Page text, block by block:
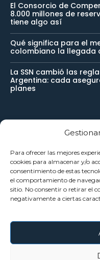
Para ofrecer las mejores
cookies para almacenar y/o
consentimiento de estas
el comportamiento de
sitio. No consentir o retirar el
negativamente a ciertas
El Consorcio de
8.000 millones de
tiene algo así
Qué significa para el
colombiano la llegada
La SSN cambió las
Argentina: cada
planes
Reciba noticias
entrada y manténgase
Política